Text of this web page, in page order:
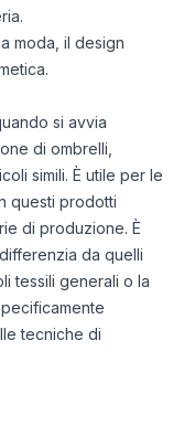
moda, il design
si avvia
di ombrelli,
simili. È utile per le
questi prodotti
di produzione. È
da quelli
tessili generali o la
tecniche di